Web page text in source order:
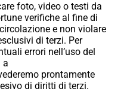
foto, video o testi da
verifiche al fine di
e non violare
di terzi. Per
errori nell’uso del
a
prontamente
di diritti di terzi.